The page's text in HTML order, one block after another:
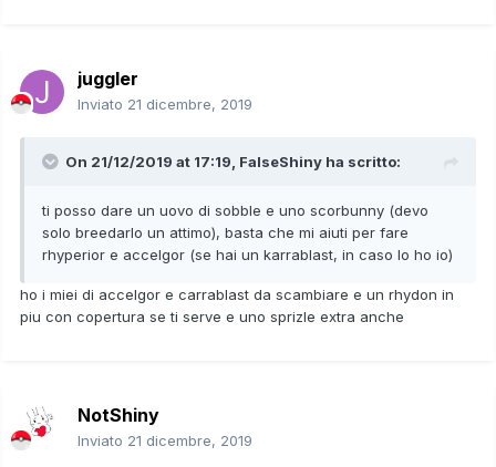
juggler
Inviato 21 dicembre, 2019
On 21/12/2019 at 17:19, FalseShiny ha scritto:
ti posso dare un uovo di sobble e uno scorbunny (devo
solo breedarlo un attimo), basta che mi aiuti per fare
rhyperior e accelgor (se hai un karrablast, in caso lo ho io)
ho i miei di accelgor e carrablast da scambiare e un rhydon in
piu con copertura se ti serve e uno sprizle extra anche
NotShiny
Inviato 21 dicembre, 2019